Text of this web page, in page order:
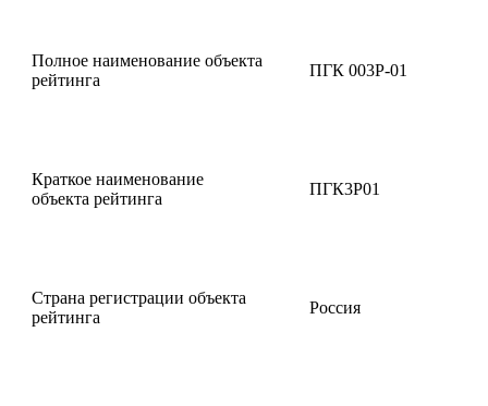
Полное наименование объекта
рейтинга
ПГК 003Р-01
Краткое наименование
объекта рейтинга
ПГК3Р01
Страна регистрации объекта
рейтинга
Россия